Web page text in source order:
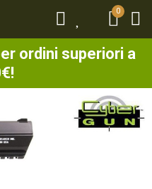
0
ordini superiori a
0